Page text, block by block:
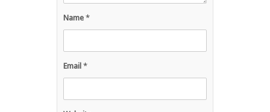
Name *
Email *